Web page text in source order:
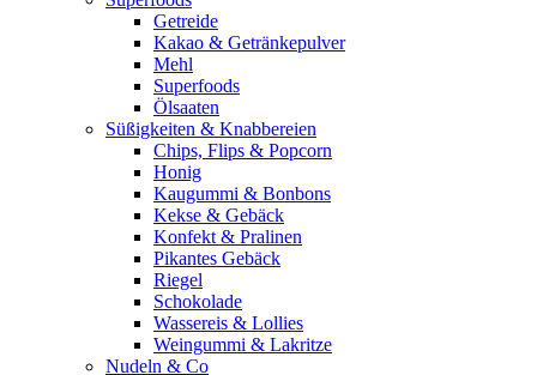
Getreide
Kakao & Getränkepulver
Mehl
Superfoods
Ölsaaten
Süßigkeiten & Knabbereien
Chips, Flips & Popcorn
Honig
Kaugummi & Bonbons
Kekse & Gebäck
Konfekt & Pralinen
Pikantes Gebäck
Riegel
Schokolade
Wassereis & Lollies
Weingummi & Lakritze
Nudeln & Co